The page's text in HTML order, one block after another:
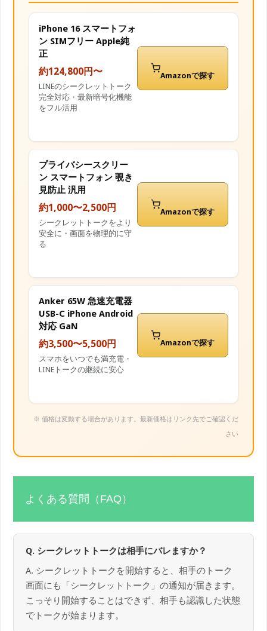
iPhone 16 スマートフォ
ン SIMフリー Apple純
正
約124,800円〜
LINEのシークレットトーク
完全対応・最新暗号化機能
をフル活用
Amazonで探す
プライバシースクリー
ン スマートフォン 覗き
見防止 汎用
約1,000〜2,500円
シークレットトークをより
安全に・画面を物理的に守
る
Amazonで探す
Anker 65W 急速充電器
USB-C iPhone Android
対応 GaN
約3,500〜5,500円
スマホをいつでも満充電・
LINEトークの継続に安心
Amazonで探す
※ 価格は変動する場合があります。最新価格はリンク先でご確認くだ
さい
よくある質問（FAQ）
Q. シークレットトークは相手にバレますか？
A. シークレットトークを開始すると、相手のトーク
画面にも「シークレットトーク」の通知が届きます。
こっそり開始することはできず、相手も認識した状態
でトークが始まります。